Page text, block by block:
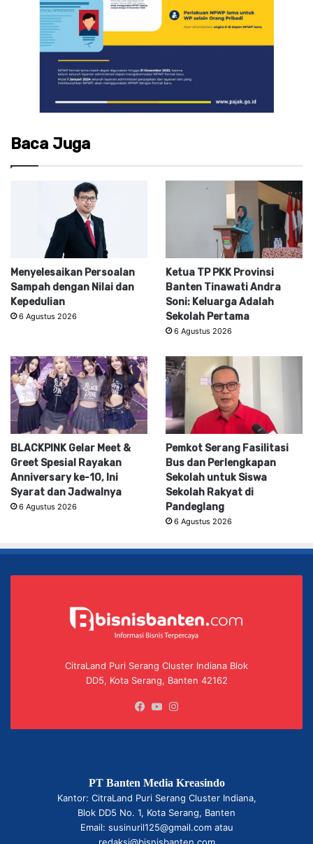
Baca Juga
Menyelesaikan Persoalan
Sampah dengan Nilai dan
Kepedulian
6 Agustus 2026
Ketua TP PKK Provinsi
Banten Tinawati Andra
Soni: Keluarga Adalah
Sekolah Pertama
6 Agustus 2026
BLACKPINK Gelar Meet &
Greet Spesial Rayakan
Anniversary ke-10, Ini
Syarat dan Jadwalnya
6 Agustus 2026
Pemkot Serang Fasilitasi
Bus dan Perlengkapan
Sekolah untuk Siswa
Sekolah Rakyat di
Pandeglang
6 Agustus 2026
CitraLand Puri Serang Cluster Indiana Blok
DD5, Kota Serang, Banten 42162
Facebook
YouTube
PT Banten Media Kreasindo
Kantor: CitraLand Puri Serang Cluster Indiana,
Blok DD5 No. 1, Kota Serang, Banten
Email: susinuril125@gmail.com atau
redaksi@bisnisbanten.com